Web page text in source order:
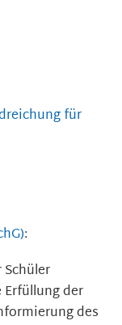
für
:
der
des